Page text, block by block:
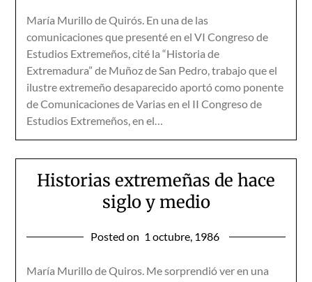
María Murillo de Quirós. En una de las
comunicaciones que presenté en el VI Congreso de
Estudios Extremeños, cité la “Historia de
Extremadura” de Muñoz de San Pedro, trabajo que el
ilustre extremeño desaparecido aportó como ponente
de Comunicaciones de Varias en el II Congreso de
Estudios Extremeños, en el…
Historias extremeñas de hace
siglo y medio
Posted on 1 octubre, 1986
María Murillo de Quiros. Me sorprendió ver en una